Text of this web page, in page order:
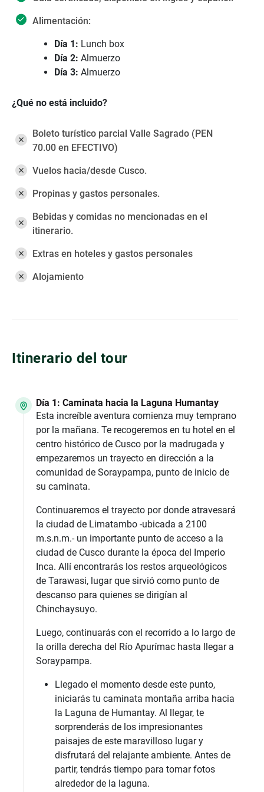
Alimentación:
Día 1: Lunch box
Día 2: Almuerzo
Día 3: Almuerzo
¿Qué no está incluido?
Boleto turístico parcial Valle Sagrado (PEN
70.00 en EFECTIVO)
Vuelos hacia/desde Cusco.
Propinas y gastos personales.
Bebidas y comidas no mencionadas en el
itinerario.
Extras en hoteles y gastos personales
Alojamiento
Itinerario del tour
Día 1: Caminata hacia la Laguna Humantay
Esta increíble aventura comienza muy temprano
por la mañana. Te recogeremos en tu hotel en el
centro histórico de Cusco por la madrugada y
empezaremos un trayecto en dirección a la
comunidad de Soraypampa, punto de inicio de
su caminata.
Continuaremos el trayecto por donde atravesará
la ciudad de Limatambo -ubicada a 2100
m.s.n.m.- un importante punto de acceso a la
ciudad de Cusco durante la época del Imperio
Inca. Allí encontrarás los restos arqueológicos
de Tarawasi, lugar que sirvió como punto de
descanso para quienes se dirigían al
Chinchaysuyo.
Luego, continuarás con el recorrido a lo largo de
la orilla derecha del Río Apurímac hasta llegar a
Soraypampa.
Llegado el momento desde este punto,
iniciarás tu caminata montaña arriba hacia
la Laguna de Humantay. Al llegar, te
sorprenderás de los impresionantes
paisajes de este maravilloso lugar y
disfrutará del relajante ambiente. Antes de
partir, tendrás tiempo para tomar fotos
alrededor de la laguna.